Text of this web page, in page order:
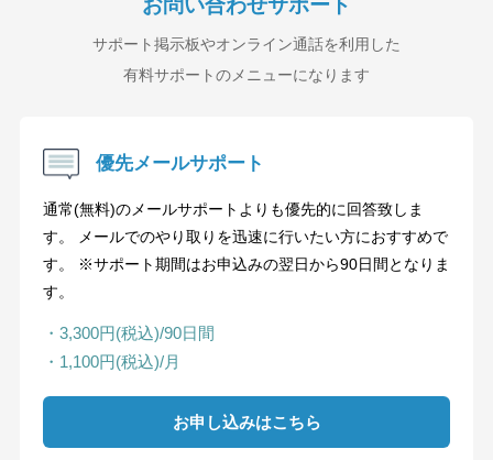
お問い合わせサポート
サポート掲示板やオンライン通話を利用した
有料サポートのメニューになります
優先メールサポート
通常(無料)のメールサポートよりも優先的に回答致しま
す。 メールでのやり取りを迅速に行いたい方におすすめで
す。 ※サポート期間はお申込みの翌日から90日間となりま
す。
・3,300円(税込)/90日間
・1,100円(税込)/月
お申し込みはこちら